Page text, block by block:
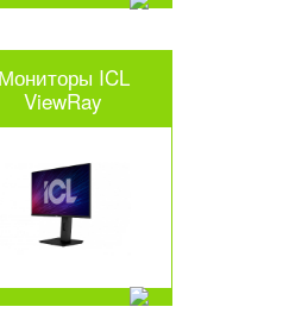
Мониторы ICL
ViewRay